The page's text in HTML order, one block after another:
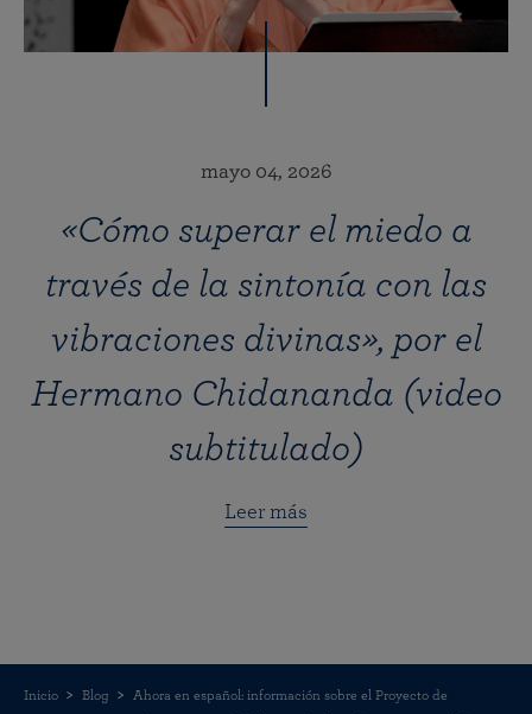
mayo 04, 2026
«Cómo superar el miedo a
través de la sintonía con las
vibraciones divinas», por el
Hermano Chidananda (video
subtitulado)
Leer más
Inicio Blog
Ahora en español: información sobre el Proyecto de